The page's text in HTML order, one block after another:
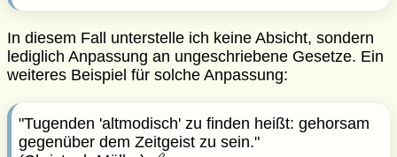
In diesem Fall unterstelle ich keine Absicht, sondern
lediglich Anpassung an ungeschriebene Gesetze. Ein
weiteres Beispiel für solche Anpassung:
"Tugenden 'altmodisch' zu finden heißt: gehorsam
gegenüber dem Zeitgeist zu sein."